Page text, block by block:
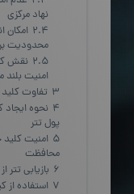
نهاد مرکزی
2.4 امکان
محدودیت
2.5 نقش
امنیت بلند
3 تفاوت
4 نحوه
پول تتر
5 امنیت
محافظت
6 بازیابی
7 استفاده از